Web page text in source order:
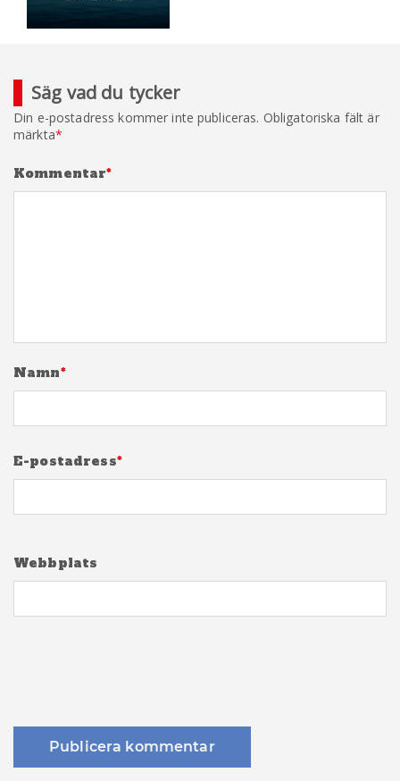
Säg vad du tycker
Din e-postadress kommer inte publiceras. Obligatoriska fält är
märkta*
Kommentar*
Namn*
E-postadress*
Webbplats